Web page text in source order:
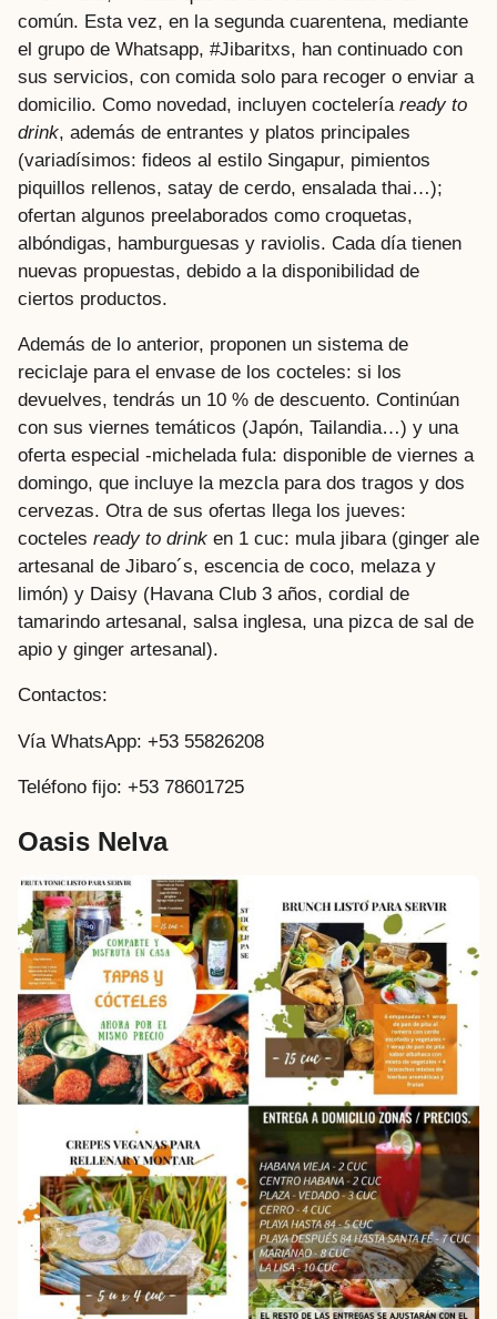
común. Esta vez, en la segunda cuarentena, mediante
el grupo de Whatsapp, #Jibaritxs, han continuado con
sus servicios, con comida solo para recoger o enviar a
domicilio. Como novedad, incluyen coctelería ready to
drink, además de entrantes y platos principales
(variadísimos: fideos al estilo Singapur, pimientos
piquillos rellenos, satay de cerdo, ensalada thai…);
ofertan algunos preelaborados como croquetas,
albóndigas, hamburguesas y raviolis. Cada día tienen
nuevas propuestas, debido a la disponibilidad de
ciertos productos.
Además de lo anterior, proponen un sistema de
reciclaje para el envase de los cocteles: si los
devuelves, tendrás un 10 % de descuento. Continúan
con sus viernes temáticos (Japón, Tailandia…) y una
oferta especial -michelada fula: disponible de viernes a
domingo, que incluye la mezcla para dos tragos y dos
cervezas. Otra de sus ofertas llega los jueves:
cocteles ready to drink en 1 cuc: mula jibara (ginger ale
artesanal de Jibaro´s, escencia de coco, melaza y
limón) y Daisy (Havana Club 3 años, cordial de
tamarindo artesanal, salsa inglesa, una pizca de sal de
apio y ginger artesanal).
Contactos:
Vía WhatsApp: +53 55826208
Teléfono fijo: +53 78601725
Oasis Nelva